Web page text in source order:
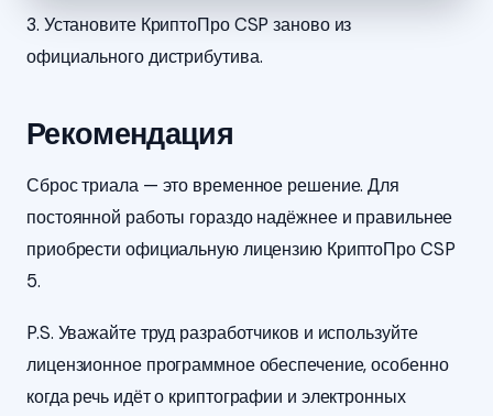
3. Установите КриптоПро CSP заново из
официального дистрибутива.
Рекомендация
Сброс триала — это временное решение. Для
постоянной работы гораздо надёжнее и правильнее
приобрести официальную лицензию КриптоПро CSP
5.
P.S. Уважайте труд разработчиков и используйте
лицензионное программное обеспечение, особенно
когда речь идёт о криптографии и электронных